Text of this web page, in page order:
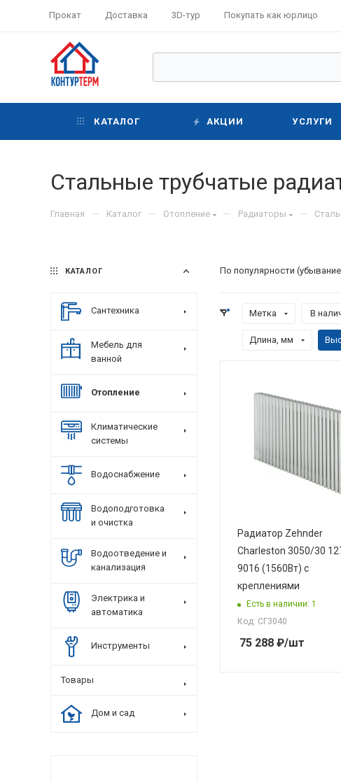
Прокат Доставка 3D-тур Покупать как юрлицо
КАТАЛОГ АКЦИИ УСЛУГИ
Стальные трубчатые
Главная — Каталог — Отопление — Радиаторы —
По популярности
Метка В
Длина, мм
Радиатор Zehnder
Charleston 3050/30
9016 (1560Вт) с
креплениями
Есть в наличии: 1
Код: СГ3040
75 288 ₽/шт
КАТАЛОГ
Сантехника
Мебель для
ванной
Отопление
Климатические
системы
Водоснабжение
Водоподготовка
и очистка
Водоотведение и
канализация
Электрика и
автоматика
Инструменты
Товары
Дом и сад